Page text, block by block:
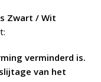
Zwart / Wit
verminderd is.
van het